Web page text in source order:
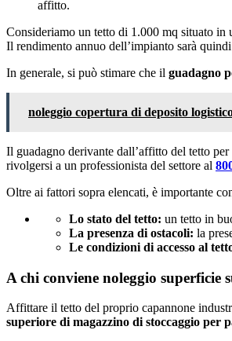
affitto.
Consideriamo un tetto di 1.000 mq situato
Il rendimento annuo dell’impianto sarà
In generale, si può stimare che il guadagno
noleggio copertura di deposito
Il guadagno derivante dall’affitto del tetto
rivolgersi a un professionista del settore al
Oltre ai fattori sopra elencati, è importante
Lo stato del tetto: un tetto in
La presenza di ostacoli: la
Le condizioni di accesso al
A chi conviene noleggio
Affittare il tetto del proprio capannone
superiore di magazzino di stoccaggio per